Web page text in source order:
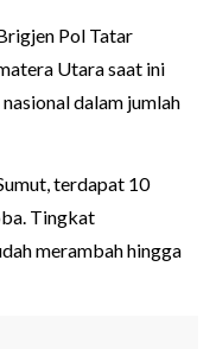
Pol Tatar
Utara saat ini
dalam jumlah
terdapat 10
Tingkat
merambah hingga